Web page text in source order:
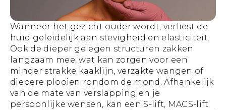
Wanneer het gezicht ouder wordt, verliest de
huid geleidelijk aan stevigheid en elasticiteit.
Ook de dieper gelegen structuren zakken
langzaam mee, wat kan zorgen voor een
minder strakke kaaklijn, verzakte wangen of
diepere plooien rondom de mond. Afhankelijk
van de mate van verslapping en je
persoonlijke wensen, kan een S-lift, MACS-lift